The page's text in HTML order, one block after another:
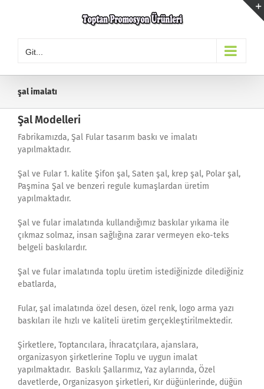
Git...
şal imalatı
Şal Modelleri
Fabrikamızda, Şal Fular tasarım baskı ve imalatı
yapılmaktadır.
Şal ve Fular 1. kalite Şifon şal, Saten şal, krep şal, Polar şal,
Paşmina Şal ve benzeri regule kumaşlardan üretim
yapılmaktadır.
Şal ve fular imalatında kullandığımız baskılar yıkama ile
çıkmaz solmaz, insan sağlığına zarar vermeyen eko-teks
belgeli baskılardır.
Şal ve fular imalatında toplu üretim istediğinizde dilediğiniz
ebatlarda,
Fular, şal imalatında özel desen, özel renk, logo arma yazı
baskıları ile hızlı ve kaliteli üretim gerçekleştirilmektedir.
Şirketlere, Toptancılara, İhracatçılara, ajanslara,
organizasyon şirketlerine Toplu ve uygun imalat
yapılmaktadır. Baskılı Şallarımız, Yaz aylarında, Özel
davetlerde, Organizasyon şirketleri, Kır düğünlerinde, düğün